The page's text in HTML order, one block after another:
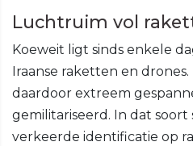
Luchtruim vol
Koeweit ligt sinds enkele
Iraanse raketten en
daardoor extreem
gemilitariseerd. In dat soort
verkeerde identificatie op